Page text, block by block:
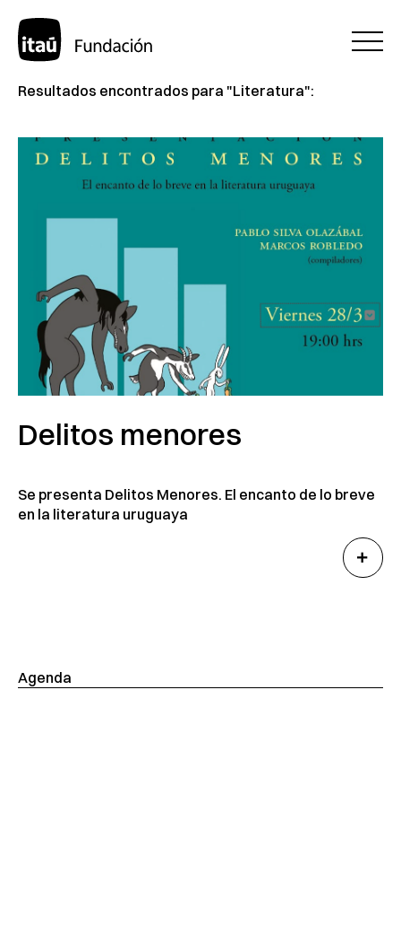
Resultados encontrados para "Literatura":
Delitos menores
Se presenta Delitos Menores. El encanto de lo breve
en la literatura uruguaya
Agenda